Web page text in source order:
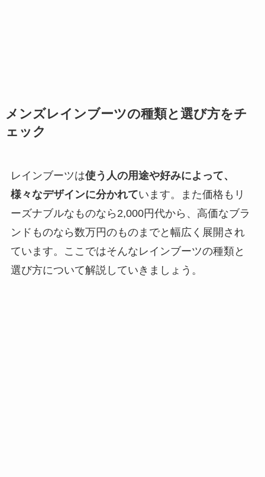
メンズレインブーツの種類と選び方をチ
ェック
レインブーツは使う人の用途や好みによって、
様々なデザインに分かれています。また価格もリ
ーズナブルなものなら2,000円代から、高価なブラ
ンドものなら数万円のものまでと幅広く展開され
ています。ここではそんなレインブーツの種類と
選び方について解説していきましょう。